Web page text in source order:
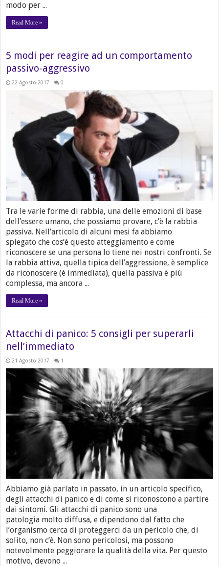
modo per ...
Read More »
5 modi per reagire ad un comportamento
passivo-aggressivo
22 Agosto 2017 0
Tra le varie forme di rabbia, una delle emozioni di base
dell’essere umano, che possiamo provare, c’è la rabbia
passiva. Nell’articolo di alcuni mesi fa abbiamo
spiegato che cos’è questo atteggiamento e come
riconoscere se una persona lo tiene nei nostri confronti. Se
la rabbia attiva, quella tipica dell’aggressione, è semplice
da riconoscere (è immediata), quella passiva è più
complessa, ma ancora ...
Read More »
Attacchi di panico: 5 consigli per superarli
nell’immediato
21 Agosto 2017 1
Abbiamo già parlato in passato, in un articolo specifico,
degli attacchi di panico e di come si riconoscono a partire
dai sintomi. Gli attacchi di panico sono una
patologia molto diffusa, e dipendono dal fatto che
l’organismo cerca di proteggerci da un pericolo che, di
solito, non c’è. Non sono pericolosi, ma possono
notevolmente peggiorare la qualità della vita. Per questo
motivo, devono ...